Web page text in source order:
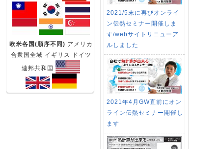
2021/5末に再びオンライ
ン伝熱セミナー開催しま
す/webサイトリニューア
ルしました
2021年4月GW直前にオン
ライン伝熱セミナー開催し
ます
欧米各国(順序不同) アメリカ
合衆国全域 イギリス ドイツ
連邦共和国